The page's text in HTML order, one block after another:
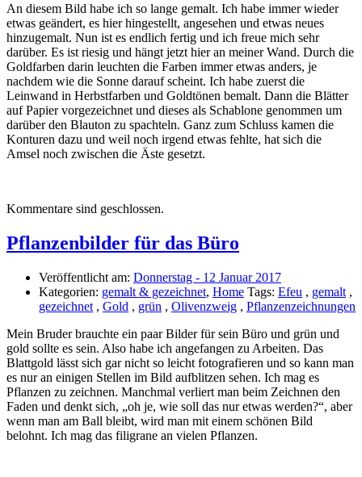
An diesem Bild habe ich so lange gemalt. Ich habe immer wieder
etwas geändert, es hier hingestellt, angesehen und etwas neues
hinzugemalt. Nun ist es endlich fertig und ich freue mich sehr
darüber. Es ist riesig und hängt jetzt hier an meiner Wand. Durch die
Goldfarben darin leuchten die Farben immer etwas anders, je
nachdem wie die Sonne darauf scheint. Ich habe zuerst die
Leinwand in Herbstfarben und Goldtönen bemalt. Dann die Blätter
auf Papier vorgezeichnet und dieses als Schablone genommen um
darüber den Blauton zu spachteln. Ganz zum Schluss kamen die
Konturen dazu und weil noch irgend etwas fehlte, hat sich die
Amsel noch zwischen die Äste gesetzt.
Kommentare sind geschlossen.
Pflanzenbilder für das Büro
Veröffentlicht am: Donnerstag - 12 Januar 2017
Kategorien: gemalt & gezeichnet, Home Tags: Efeu , gemalt ,
gezeichnet , Gold , grün , Olivenzweig , Pflanzenzeichnungen
Mein Bruder brauchte ein paar Bilder für sein Büro und grün und
gold sollte es sein. Also habe ich angefangen zu Arbeiten. Das
Blattgold lässt sich gar nicht so leicht fotografieren und so kann man
es nur an einigen Stellen im Bild aufblitzen sehen. Ich mag es
Pflanzen zu zeichnen. Manchmal verliert man beim Zeichnen den
Faden und denkt sich, „oh je, wie soll das nur etwas werden?“, aber
wenn man am Ball bleibt, wird man mit einem schönen Bild
belohnt. Ich mag das filigrane an vielen Pflanzen.